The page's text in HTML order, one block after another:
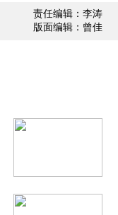
责任编辑：李涛
版面编辑：曾佳